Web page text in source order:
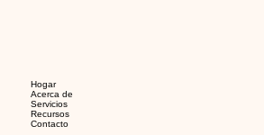
Hogar
Acerca de
Servicios
Recursos
Contacto